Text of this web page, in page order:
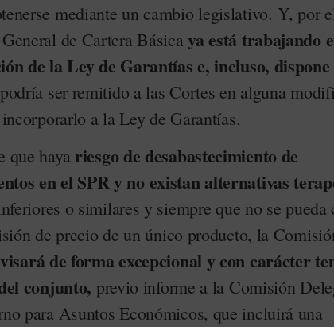
mediante un cambio legislativo. Y, por
de Cartera Básica ya está trabajando
de la Ley de Garantías e, incluso,
ser remitido a las Cortes en alguna
a la Ley de Garantías.
que haya riesgo de desabastecimiento de
en el SPR y no existan alternativas
o similares y siempre que no se pueda
de precio de un único producto, la
de forma excepcional y con carácter
conjunto, previo informe a la Comisión
para Asuntos Económicos, que incluirá una